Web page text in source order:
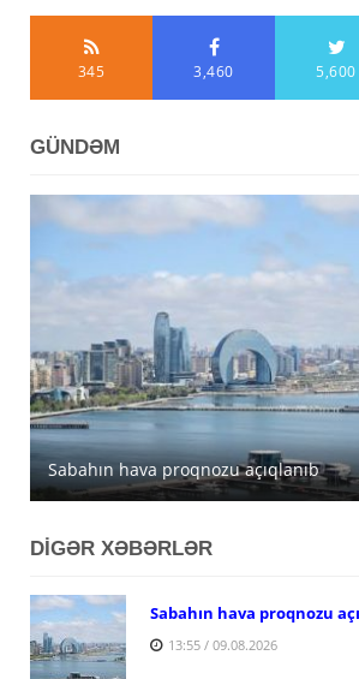
345 3,460 5,600
GÜNDƏM
Sabahın hava proqnozu açıqlanıb
Sabah 39 dərəcə isti olacaq
Avqustun 6-da Azərbaycanda 39
müşahidə olunacaq
DİGƏR XƏBƏRLƏR
Sabahın hava proqnozu
13:55 / 09.08.2026